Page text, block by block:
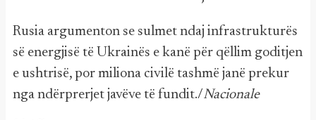
Rusia argumenton se sulmet ndaj infrastrukturës
së energjisë të Ukrainës e kanë për qëllim goditjen
e ushtrisë, por miliona civilë tashmë janë prekur
nga ndërprerjet javëve të fundit./Nacionale